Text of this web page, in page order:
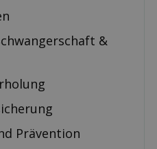
&
Prävention